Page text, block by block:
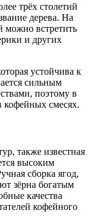
трёх столетий
дерева. На
можно встретить
и других
устойчива к
сильным
поэтому в
кофейных смесях.
также известная
высоким
сборка ягод,
зёрна богатым
качества
кофейного